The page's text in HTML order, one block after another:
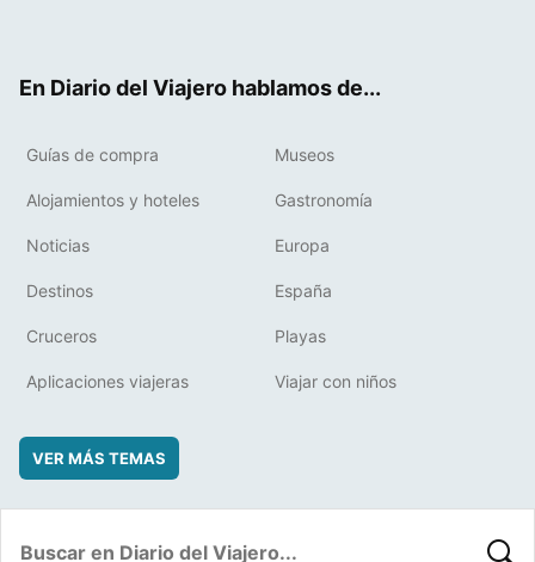
En Diario del Viajero hablamos de...
Guías de compra Museos
Alojamientos y hoteles Gastronomía
Noticias Europa
Destinos España
Cruceros Playas
Aplicaciones viajeras Viajar con niños
VER MÁS TEMAS